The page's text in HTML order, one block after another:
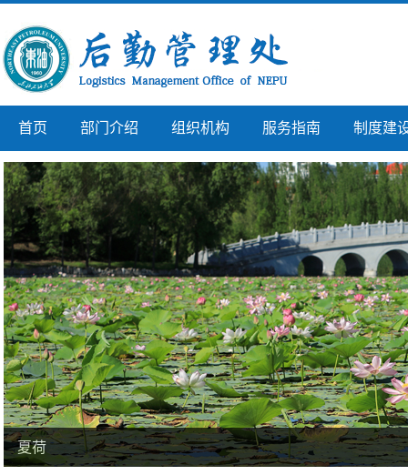
首页 部门介绍 组织机构 服务指南 制度建
夏荷